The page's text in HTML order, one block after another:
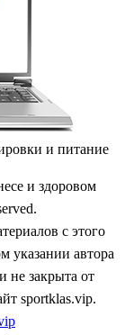
и здоровом
с этого
указании автора
не закрыта от
sportklas.vip.